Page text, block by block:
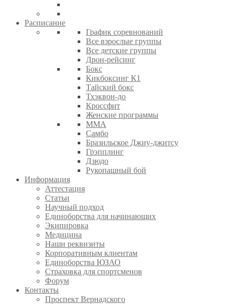
Расписание
График соревнований
Все взрослые группы
Все детские группы
Дрон-рейсинг
Бокс
Кикбоксинг К1
Тайский бокс
Тхэквон-до
Кроссфит
Женские программы
ММА
Самбо
Бразильское Джиу-джитсу
Грэпплинг
Дзюдо
Рукопашный бой
Информация
Аттестация
Статьи
Научный подход
Единоборства для начинающих
Экипировка
Медицина
Наши реквизиты
Корпоративным клиентам
Единоборства ЮЗАО
Страховка для спортсменов
Форум
Контакты
Проспект Вернадского